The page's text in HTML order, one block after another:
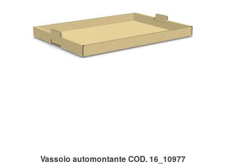
Vassoio automontante COD. 16_10977